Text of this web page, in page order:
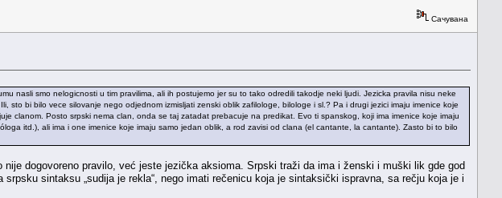
Сачувана
nasli smo nelogicnosti u tim pravilima, ali ih postujemo jer su to tako odredili takodje neki ljudi. Jezicka pravila nisu neke
bi bilo vece silovanje nego odjednom izmisljati zenski oblik zafilologe, bilologe i sl.? Pa i drugi jezici imaju imenice koje
clanom. Posto srpski nema clan, onda se taj zatadat prebacuje na predikat. Evo ti spanskog, koji ima imenice koje imaju
itd.), ali ima i one imenice koje imaju samo jedan oblik, a rod zavisi od clana (el cantante, la cantante). Zasto bi to bilo
dogovoreno pravilo, već jeste jezička aksioma. Srpski traži da ima i ženski i muški lik gde god
sintaksu „sudija je rekla“, nego imati rečenicu koja je sintaksički ispravna, sa rečju koja je i